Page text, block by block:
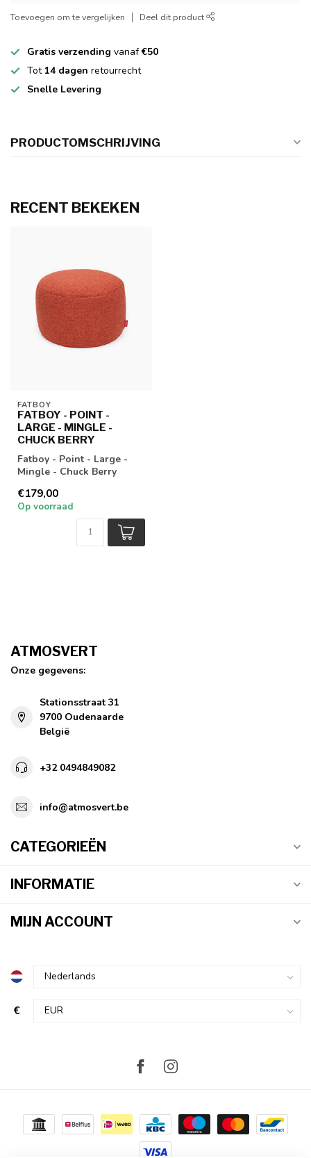
Toevoegen om te vergelijken Deel dit product
Gratis verzending vanaf€50
Tot 14 dagen retourrecht
Snelle Levering
PRODUCTOMSCHRIJVING
RECENT BEKEKEN
FATBOY
FATBOY - POINT -
LARGE - MINGLE -
CHUCK BERRY
Fatboy - Point - Large -
Mingle - Chuck Berry
€179,00
Op voorraad
ATMOSVERT
Onze gegevens:
Stationsstraat 31
9700 Oudenaarde
België
+32 0494849082
info@atmosvert.be
CATEGORIEËN
INFORMATIE
MIJN ACCOUNT
€